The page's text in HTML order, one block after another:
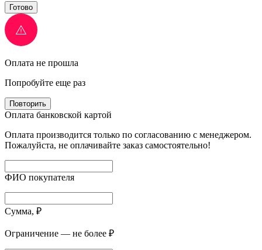
Готово
Оплата не прошла
Попробуйте еще раз
Повторить
Оплата банковской картой
Оплата производится только по согласованию с менеджером.
Пожалуйста, не оплачивайте заказ самостоятельно!
ФИО покупателя
Сумма, ₽
Ограничение — не более ₽